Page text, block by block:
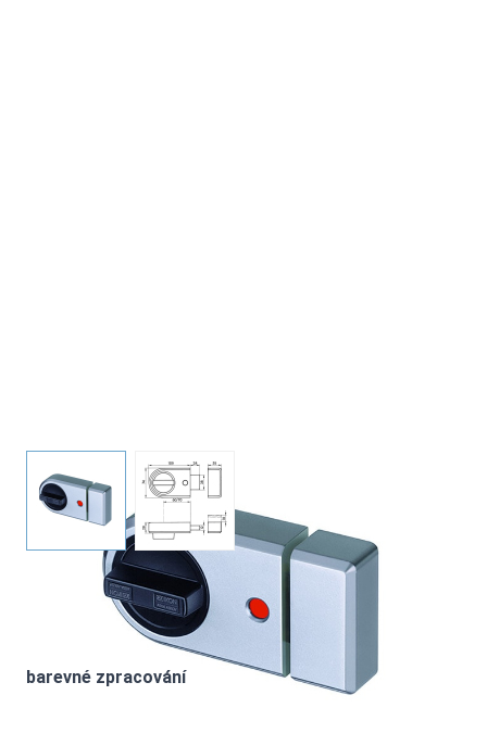
View larger imageView larger image
Nastavení produktu
barevné zpracování